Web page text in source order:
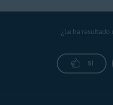
¿Le ha
SÍ